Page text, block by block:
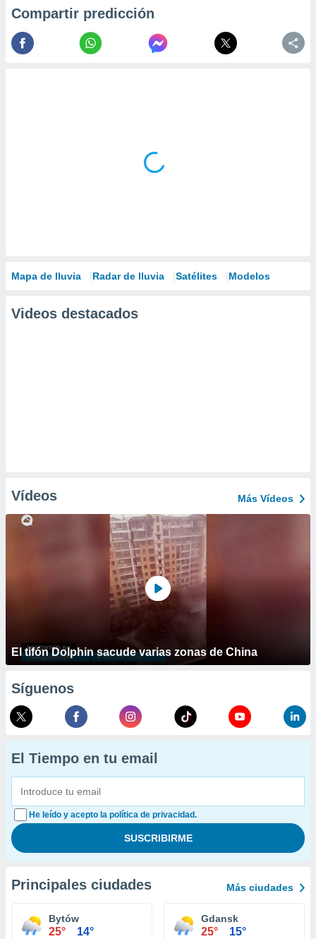
Compartir predicción
Mapa de lluvia Radar de lluvia Satélites Modelos
Videos destacados
Vídeos Más Vídeos
El tifón Dolphin sacude varias zonas de China
Síguenos
El Tiempo en tu email
He leído y acepto la política de privacidad.
Principales ciudades Más ciudades
Bytów
25° 14°
Gdansk
25° 15°